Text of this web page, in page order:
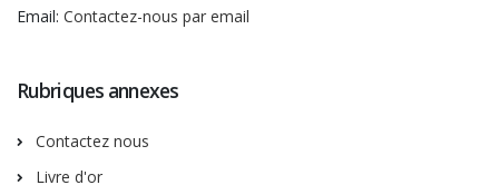
Email: Contactez-nous par email
Rubriques annexes
Contactez nous
Livre d'or